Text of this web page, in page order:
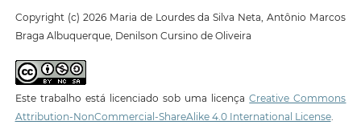
Copyright (c) 2026 Maria de Lourdes da Silva Neta, Antônio Marcos
Braga Albuquerque, Denilson Cursino de Oliveira
Este trabalho está licenciado sob uma licençaCreative Commons
Attribution-NonCommercial-ShareAlike 4.0 International License.